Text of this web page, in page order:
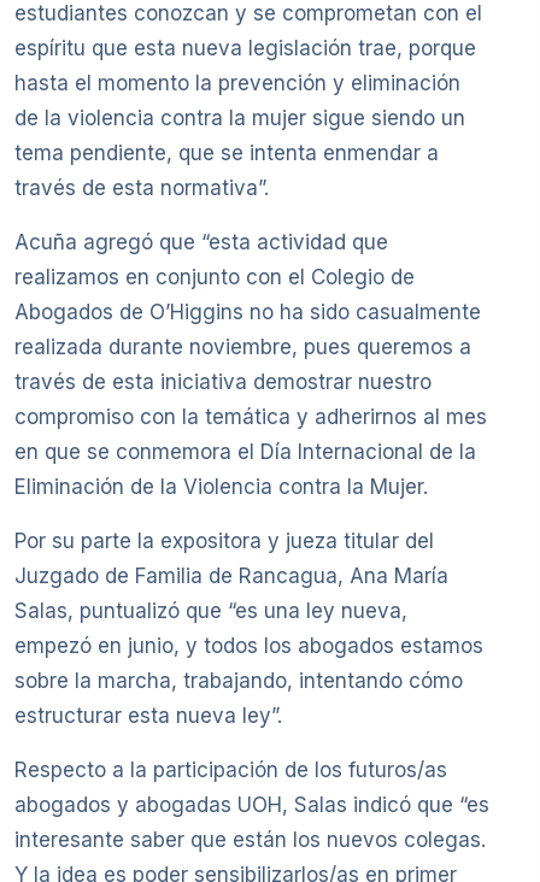
estudiantes conozcan y se comprometan con el
espíritu que esta nueva legislación trae, porque
hasta el momento la prevención y eliminación
de la violencia contra la mujer sigue siendo un
tema pendiente, que se intenta enmendar a
través de esta normativa”.
Acuña agregó que “esta actividad que
realizamos en conjunto con el Colegio de
Abogados de O’Higgins no ha sido casualmente
realizada durante noviembre, pues queremos a
través de esta iniciativa demostrar nuestro
compromiso con la temática y adherirnos al mes
en que se conmemora el Día Internacional de la
Eliminación de la Violencia contra la Mujer.
Por su parte la expositora y jueza titular del
Juzgado de Familia de Rancagua, Ana María
Salas, puntualizó que “es una ley nueva,
empezó en junio, y todos los abogados estamos
sobre la marcha, trabajando, intentando cómo
estructurar esta nueva ley”.
Respecto a la participación de los futuros/as
abogados y abogadas UOH, Salas indicó que “es
interesante saber que están los nuevos colegas.
Y la idea es poder sensibilizarlos/as en primer